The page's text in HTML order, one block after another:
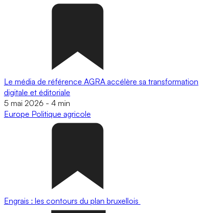
Le média de référence AGRA accélère sa transformation
digitale et éditoriale
5 mai 2026 - 4 min
Europe Politique agricole
Engrais : les contours du plan bruxellois